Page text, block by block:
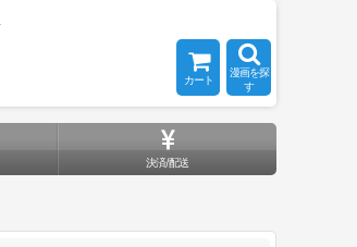
カート
漫画を探
す
決済/配送